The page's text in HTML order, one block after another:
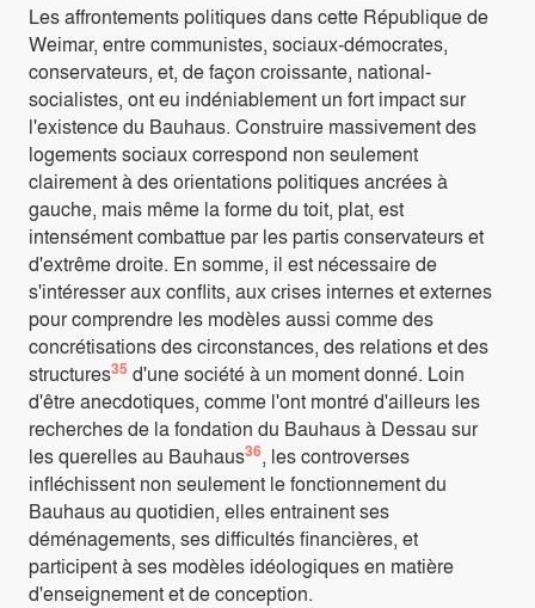
Les affrontements politiques dans cette République de
Weimar, entre communistes, sociaux-démocrates,
conservateurs, et, de façon croissante, national-
socialistes, ont eu indéniablement un fort impact sur
l'existence du Bauhaus. Construire massivement des
logements sociaux correspond non seulement
clairement à des orientations politiques ancrées à
gauche, mais même la forme du toit, plat, est
intensément combattue par les partis conservateurs et
d'extrême droite. En somme, il est nécessaire de
s'intéresser aux conflits, aux crises internes et externes
pour comprendre les modèles aussi comme des
concrétisations des circonstances, des relations et des
structures35 d'une société à un moment donné. Loin
d'être anecdotiques, comme l'ont montré d'ailleurs les
recherches de la fondation du Bauhaus à Dessau sur
les querelles au Bauhaus36, les controverses
infléchissent non seulement le fonctionnement du
Bauhaus au quotidien, elles entrainent ses
déménagements, ses difficultés financières, et
participent à ses modèles idéologiques en matière
d'enseignement et de conception.